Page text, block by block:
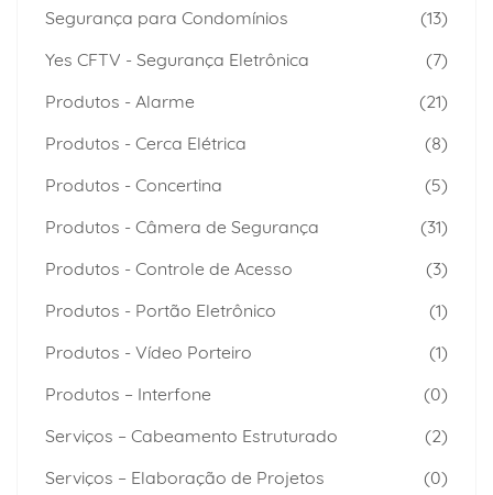
Segurança para Condomínios
(13)
Yes CFTV - Segurança Eletrônica
(7)
Produtos - Alarme
(21)
Produtos - Cerca Elétrica
(8)
Produtos - Concertina
(5)
Produtos - Câmera de Segurança
(31)
Produtos - Controle de Acesso
(3)
Produtos - Portão Eletrônico
(1)
Produtos - Vídeo Porteiro
(1)
Produtos – Interfone
(0)
Serviços – Cabeamento Estruturado
(2)
Serviços – Elaboração de Projetos
(0)